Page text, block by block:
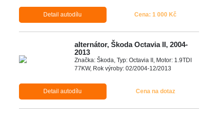
Detail autodílu Cena: 1 000 Kč
alternátor, Škoda Octavia II, 2004-
2013
Značka: Škoda, Typ: Octavia II, Motor: 1.9TDI
77KW, Rok výroby: 02/2004-12/2013
Detail autodílu Cena na dotaz